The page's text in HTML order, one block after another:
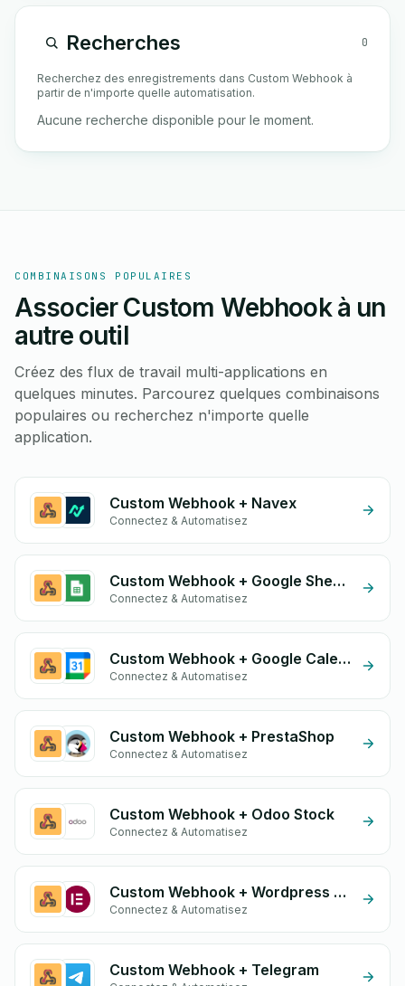
Recherches 0
Recherchez des enregistrements dans Custom Webhook à
partir de n'importe quelle automatisation.
Aucune recherche disponible pour le moment.
COMBINAISONS POPULAIRES
Associer Custom Webhook à un
autre outil
Créez des flux de travail multi-applications en
quelques minutes. Parcourez quelques combinaisons
populaires ou recherchez n'importe quelle
application.
Custom Webhook + Navex
Connectez & Automatisez
Custom Webhook + Google Sheets
Connectez & Automatisez
Custom Webhook + Google Calendar
Connectez & Automatisez
Custom Webhook + PrestaShop
Connectez & Automatisez
Custom Webhook + Odoo Stock
Connectez & Automatisez
Custom Webhook + Wordpress Elementor
Connectez & Automatisez
Custom Webhook + Telegram